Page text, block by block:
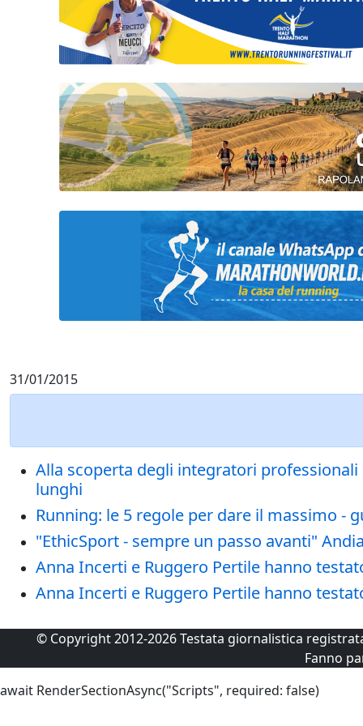
31/01/2015
Alla scoperta degli integratori
lunghi
Running: le 5 regole per dare il massimo -
"EthicSport - sempre un passo avanti"
Anna Incerti e Ruggero Pertile hanno
Anna Incerti e Ruggero Pertile hanno
© Copyright 2012-2026 Testata giornalistica
Fanno
await RenderSectionAsync("Scripts", required: false)